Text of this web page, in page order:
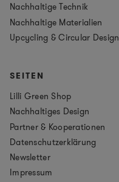
Nachhaltige Technik
Nachhaltige Materialien
Upcycling & Circular Design
SEITEN
Lilli Green Shop
Nachhaltiges Design
Partner & Kooperationen
Datenschutzerklärung
Newsletter
Impressum